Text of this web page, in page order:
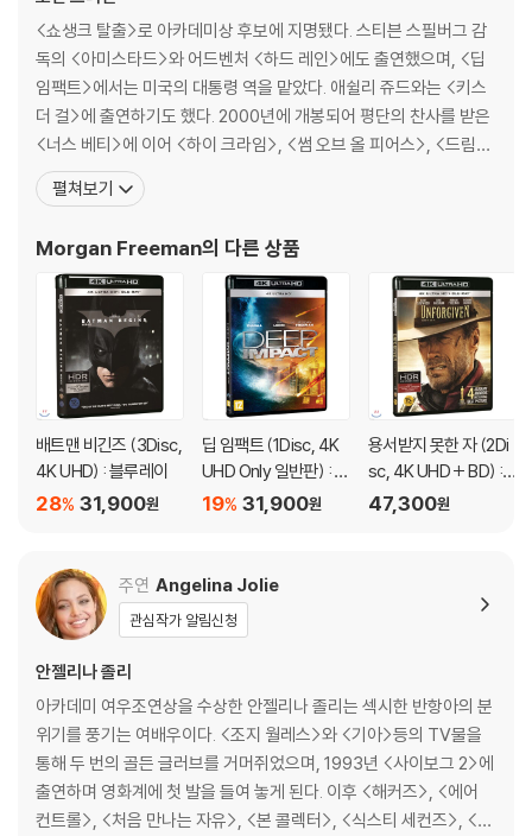
<쇼생크 탈출>로 아카데미상 후보에 지명됐다. 스티븐 스필버그 감
독의 <아미스타드>와 어드벤처 <하드 레인>에도 출연했으며, <딥
임팩트>에서는 미국의 대통령 역을 맡았다. 애쉴리 쥬드와는 <키스
더 걸>에 출연하기도 했다. 2000년에 개봉되어 평단의 찬사를 받은
<너스 베티>에 이어 <하이 크라임>, <썸 오브 올 피어스>, <드림캐
쳐> 등의 대표작에서 호연했다. 1993년 모건 프리만은 대니 글로버
와 알프레 우다드를 출연시킨 <보파>를 감독하기도 했다.[필모그래
연배우 쟈니 핸섬(1989)|주연배우 의적
펼쳐보기
Morgan Freeman의 다른 상품
배트맨 비긴즈 (3Disc,
4K UHD) : 블루레이
31,900원
28%
딥 임팩트 (1Disc, 4K
UHD Only 일반판) : 블
루레이31,900원
19%
용서받지 못한 자 (2Di
sc, 4K UHD + BD) :
블루레이
47,300원
주연 Angelina Jolie
관심작가 알림신청
안젤리나 졸리
아카데미 여우조연상을 수상한 안젤리나 졸리는 섹시한 반항아의 분
위기를 풍기는 여배우이다. <조지 월레스>와 <기아>등의 TV물을
통해 두 번의 골든 글러브를 거머쥐었으며, 1993년 <사이보그 2>에
출연하며 영화계에 첫 발을 들여 놓게 된다. 이후 <해커즈>, <에어
컨트롤>, <처음 만나는 자유>, <본 콜렉터>, <식스티 세컨즈>, <오